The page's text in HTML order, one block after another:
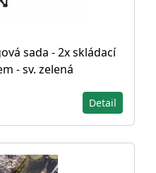
sada - 2x skládací
- sv. zelená
Detail